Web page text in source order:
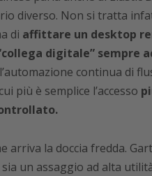
diverso. Non si tratta
di affittare un desktop
digitale” sempre
continua di
più è semplice l’accesso
arriva la doccia fredda.
un assaggio ad alta